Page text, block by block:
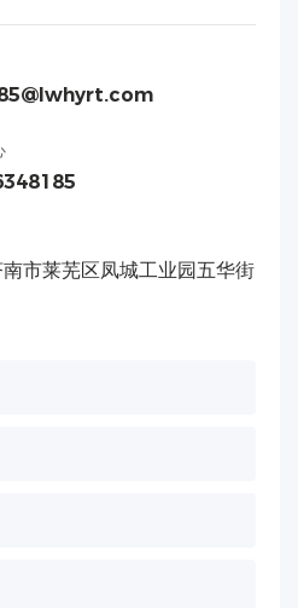
市莱芜区凤城工业园五华街